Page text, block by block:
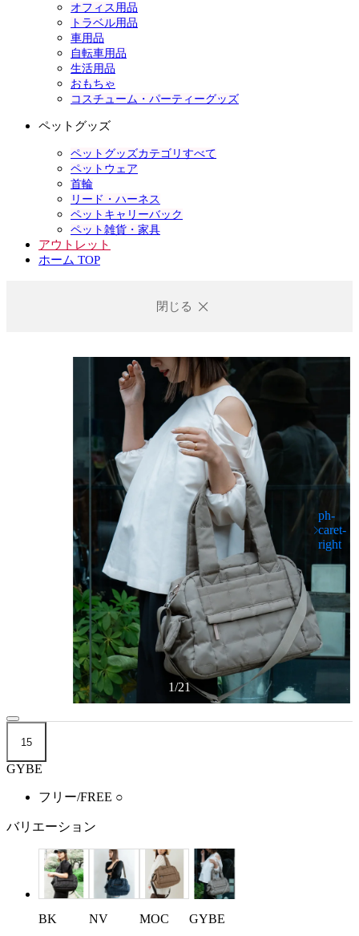
オフィス用品
トラベル用品
車用品
自転車用品
生活用品
おもちゃ
コスチューム・パーティーグッズ
ペットグッズ
ペットグッズカテゴリすべて
ペットウェア
首輪
リード・ハーネス
ペットキャリーバック
ペット雑貨・家具
アウトレット
ホーム TOP
閉じる
1/21
15
GYBE
フリー/FREE ○
バリエーション
BK NV MOC GYBE